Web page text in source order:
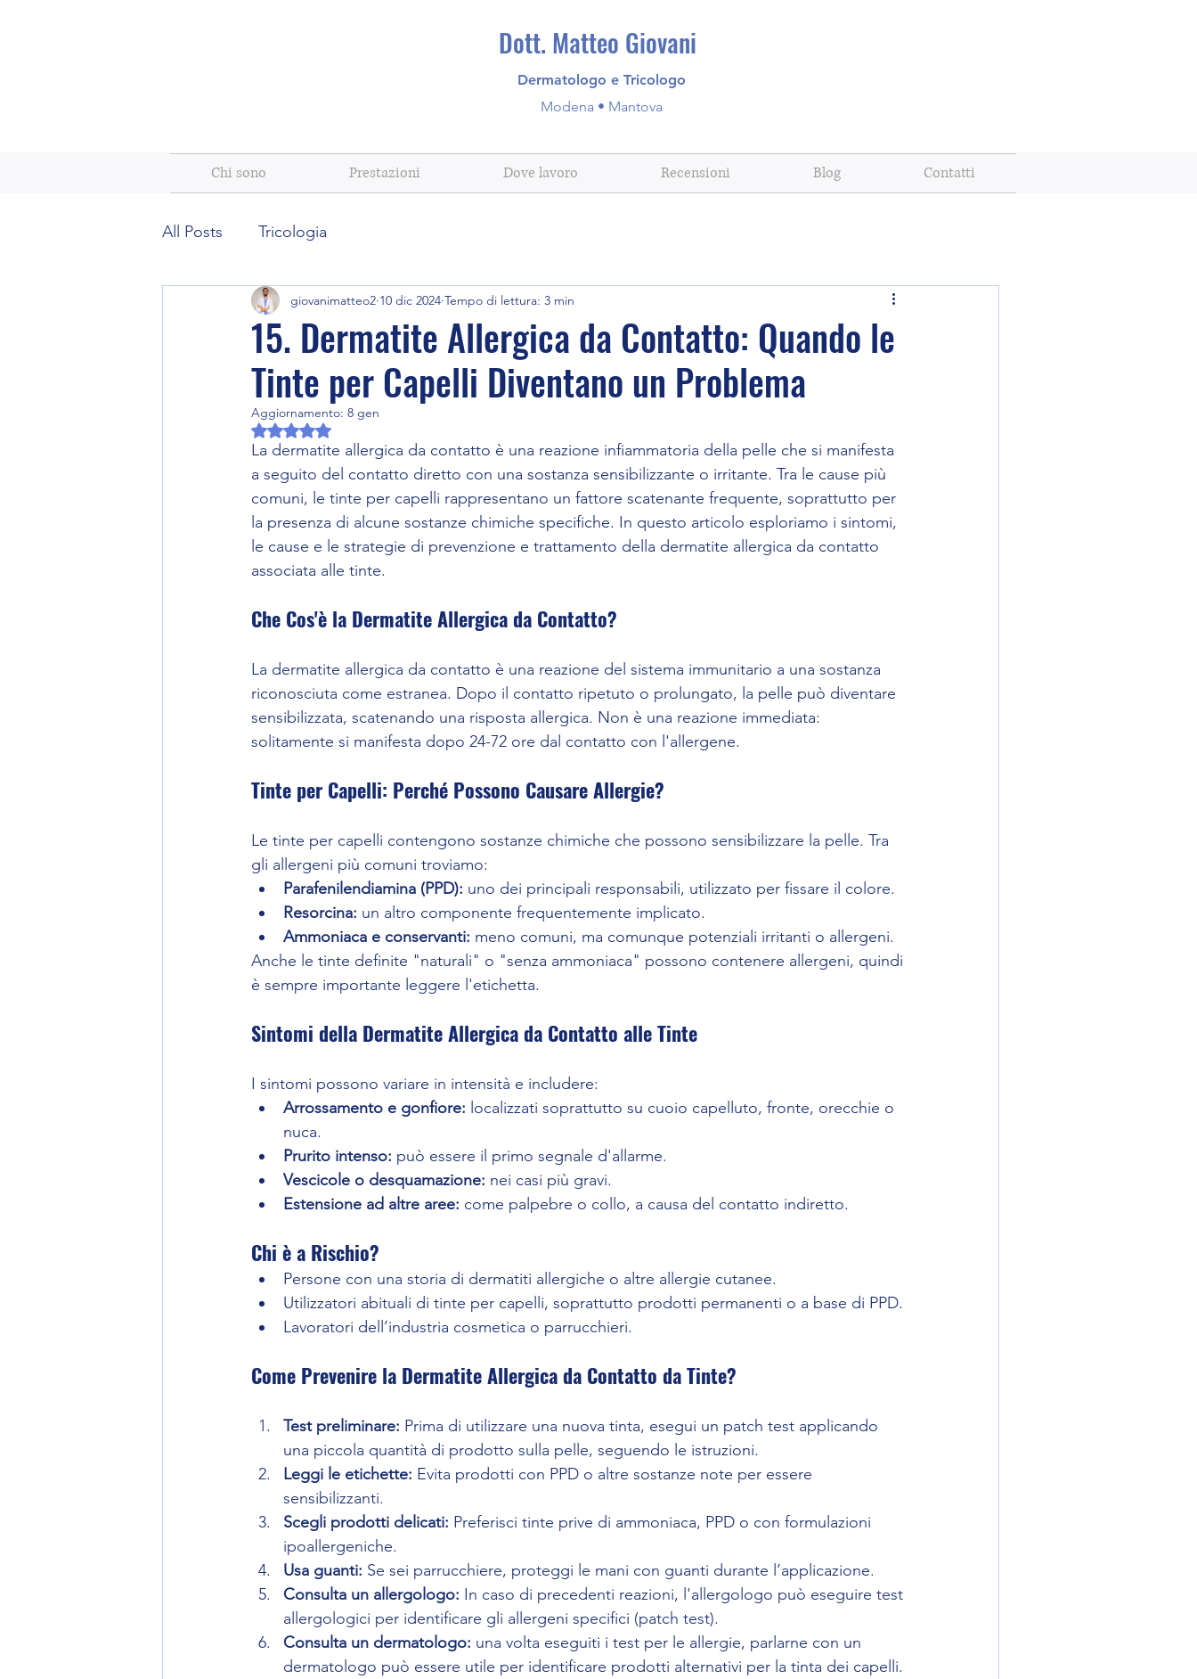
Dott. Matteo Giovani
Dermatologo e Tricologo
Modena • Mantova
Chi sono Prestazioni Dove lavoro Recensioni Blog Contatti
All Posts Tricologia
15. Dermatite Allergica da Contatto: Quando le
Tinte per Capelli Diventano un Problema
giovanimatteo2 10 dic 2024 Tempo di lettura: 3 min
Aggiornamento: 8 gen
Valutazione NaN stelle su 5.
La dermatite allergica da contatto è una reazione infiammatoria della pelle che si manifesta
a seguito del contatto diretto con una sostanza sensibilizzante o irritante. Tra le cause più
comuni, le tinte per capelli rappresentano un fattore scatenante frequente, soprattutto per
la presenza di alcune sostanze chimiche specifiche. In questo articolo esploriamo i sintomi,
le cause e le strategie di prevenzione e trattamento della dermatite allergica da contatto
associata alle tinte.
Che Cos'è la Dermatite Allergica da Contatto?
La dermatite allergica da contatto è una reazione del sistema immunitario a una sostanza
riconosciuta come estranea. Dopo il contatto ripetuto o prolungato, la pelle può diventare
sensibilizzata, scatenando una risposta allergica. Non è una reazione immediata:
solitamente si manifesta dopo 24-72 ore dal contatto con l'allergene.
Tinte per Capelli: Perché Possono Causare Allergie?
Le tinte per capelli contengono sostanze chimiche che possono sensibilizzare la pelle. Tra
gli allergeni più comuni troviamo:
Parafenilendiamina (PPD): uno dei principali responsabili, utilizzato per fissare il colore.
Resorcina: un altro componente frequentemente implicato.
Ammoniaca e conservanti: meno comuni, ma comunque potenziali irritanti o allergeni.
Anche le tinte definite "naturali" o "senza ammoniaca" possono contenere allergeni, quindi
è sempre importante leggere l'etichetta.
Sintomi della Dermatite Allergica da Contatto alle Tinte
I sintomi possono variare in intensità e includere:
Arrossamento e gonfiore: localizzati soprattutto su cuoio capelluto, fronte, orecchie o
nuca.
Prurito intenso: può essere il primo segnale d'allarme.
Vescicole o desquamazione: nei casi più gravi.
Estensione ad altre aree: come palpebre o collo, a causa del contatto indiretto.
Chi è a Rischio?
Persone con una storia di dermatiti allergiche o altre allergie cutanee.
Utilizzatori abituali di tinte per capelli, soprattutto prodotti permanenti o a base di PPD.
Lavoratori dell’industria cosmetica o parrucchieri.
Come Prevenire la Dermatite Allergica da Contatto da Tinte?
Test preliminare: Prima di utilizzare una nuova tinta, esegui un patch test applicando
una piccola quantità di prodotto sulla pelle, seguendo le istruzioni.
Leggi le etichette: Evita prodotti con PPD o altre sostanze note per essere
sensibilizzanti.
Scegli prodotti delicati: Preferisci tinte prive di ammoniaca, PPD o con formulazioni
ipoallergeniche.
Usa guanti: Se sei parrucchiere, proteggi le mani con guanti durante l’applicazione.
Consulta un allergologo: In caso di precedenti reazioni, l'allergologo può eseguire test
allergologici per identificare gli allergeni specifici (patch test).
Consulta un dermatologo: una volta eseguiti i test per le allergie, parlarne con un
dermatologo può essere utile per identificare prodotti alternativi per la tinta dei capelli.